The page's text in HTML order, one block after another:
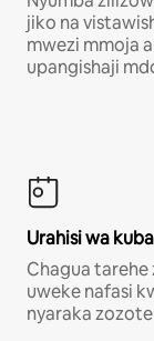
jiko na
mwezi mmoja
upangishaji
Urahisi wa
Chagua tarehe
uweke nafasi
nyaraka